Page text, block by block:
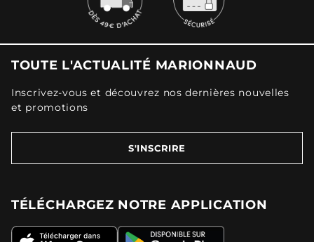
TOUTE L'ACTUALITÉ MARIONNAUD
Inscrivez-vous et découvrez nos dernières nouvelles
et promotions
S'INSCRIRE
TÉLÉCHARGEZ NOTRE APPLICATION